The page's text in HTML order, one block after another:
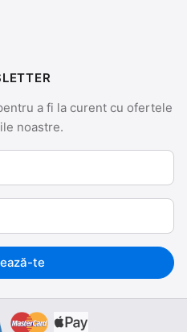
a fi la curent cu ofertele
noastre.
te